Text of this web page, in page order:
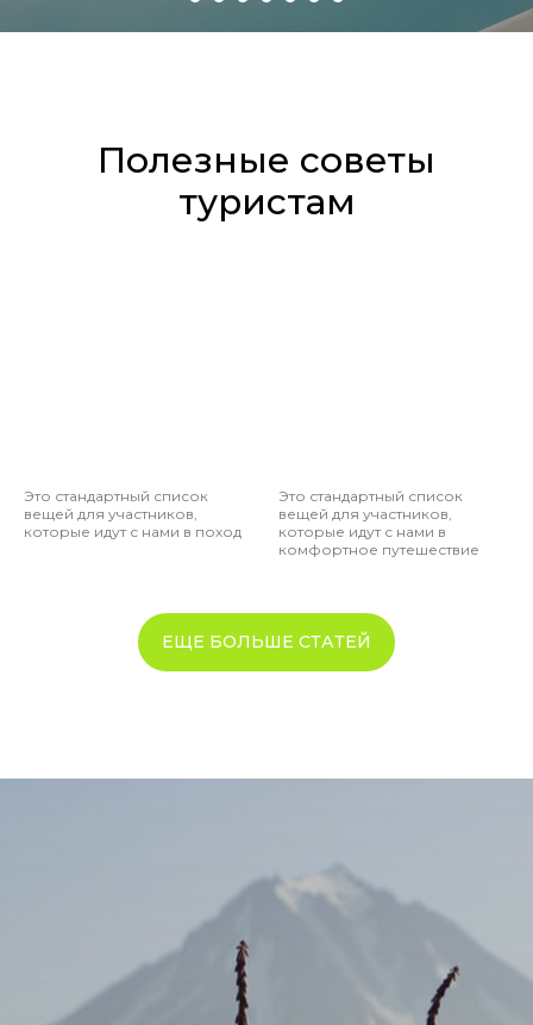
Полезные советы
туристам
Это стандартный список
вещей для участников,
которые идут с нами в поход
Это стандартный список
вещей для участников,
которые идут с нами в
комфортное путешествие
ЕЩЕ БОЛЬШЕ СТАТЕЙ